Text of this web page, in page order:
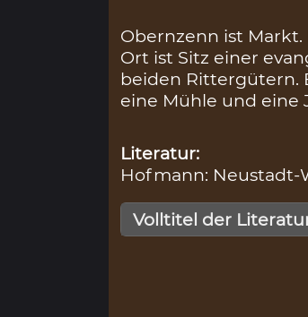
Obernzenn ist
Ort ist Sitz einer
beiden Rittergütern.
eine Mühle und eine
Literatur:
Hofmann: Neustadt-
Volltitel der